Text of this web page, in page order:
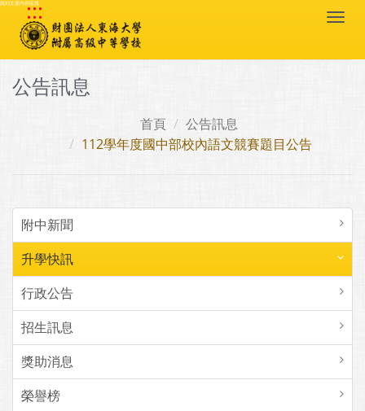
跳到主要內容區塊
:::
公告訊息
首頁
公告訊息
112學年度國中部校內語文競賽題目公告
附中新聞
升學快訊
行政公告
招生訊息
獎助消息
榮譽榜